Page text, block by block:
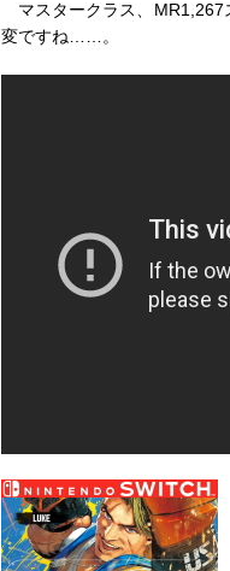
マスタークラス、MR1,267
変ですね……。